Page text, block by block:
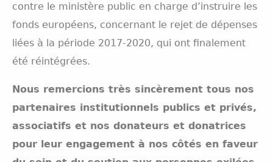
contre le ministère public en charge d’instruire les
fonds européens, concernant le rejet de dépenses
liées à la période 2017-2020, qui ont finalement
été réintégrées.
Nous remercions très sincèrement tous nos
partenaires institutionnels publics et privés,
associatifs et nos donateurs et donatrices
pour leur engagement à nos côtés en faveur